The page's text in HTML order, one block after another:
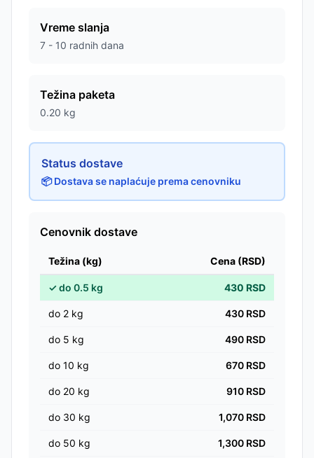
Vreme slanja
7 - 10 radnih dana
Težina paketa
0.20 kg
Status dostave
📦 Dostava se naplaćuje prema cenovniku
Cenovnik dostave
Težina (kg) Cena (RSD)
✓do 0.5 kg 430 RSD
do 2 kg 430 RSD
do 5 kg 490 RSD
do 10 kg 670 RSD
do 20 kg 910 RSD
do 30 kg 1,070 RSD
do 50 kg 1,300 RSD